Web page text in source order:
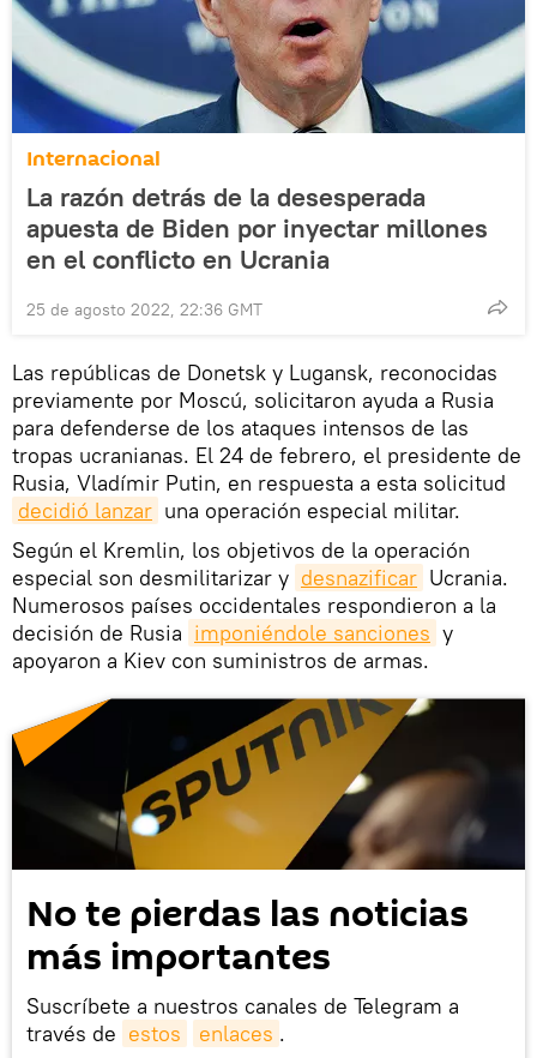
Internacional
La razón detrás de la desesperada
apuesta de Biden por inyectar millones
en el conflicto en Ucrania
25 de agosto 2022, 22:36 GMT
Las repúblicas de Donetsk y Lugansk, reconocidas
previamente por Moscú, solicitaron ayuda a Rusia
para defenderse de los ataques intensos de las
tropas ucranianas. El 24 de febrero, el presidente de
Rusia, Vladímir Putin, en respuesta a esta solicitud
decidió lanzar una operación especial militar.
Según el Kremlin, los objetivos de la operación
especial son desmilitarizar y desnazificar Ucrania.
Numerosos países occidentales respondieron a la
decisión de Rusia imponiéndole sanciones y
apoyaron a Kiev con suministros de armas.
No te pierdas las noticias
más importantes
Suscríbete a nuestros canales de Telegram a
través de estos enlaces .